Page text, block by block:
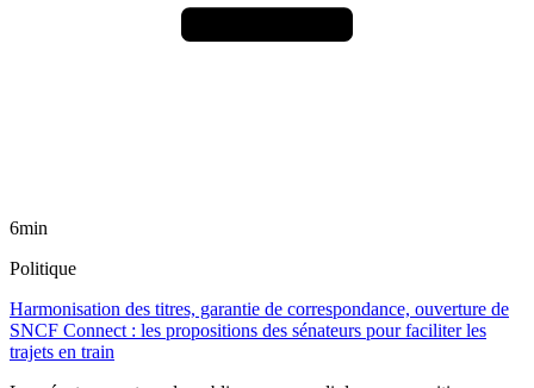
6min
Politique
Harmonisation des titres, garantie de correspondance, ouverture de
SNCF Connect : les propositions des sénateurs pour faciliter les
trajets en train